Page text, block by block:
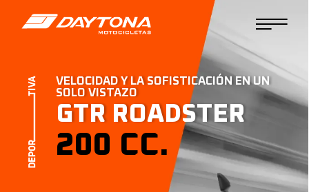
VELOCIDAD Y LA SOFISTICACIÓN EN UN
SOLO VISTAZO
GTR ROADSTER
200 CC.